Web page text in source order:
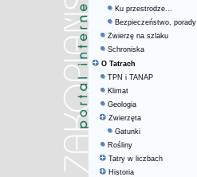
Ku przestrodze...
Bezpieczeństwo, porady
Zwierzę na szlaku
Schroniska
O Tatrach
TPN i TANAP
Klimat
Geologia
Zwierzęta
Gatunki
Rośliny
Tatry w liczbach
Historia